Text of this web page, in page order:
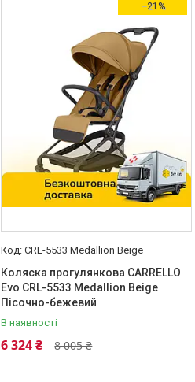
–21%
CRL-5533 Medallion Beige
Коляска прогулянкова CARRELLO
Evo CRL-5533 Medallion Beige
Пісочно-бежевий
В наявності
8 005 ₴
6 324 ₴